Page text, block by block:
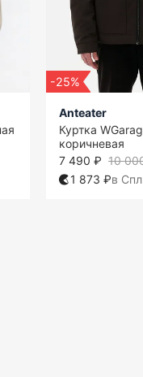
-25%
Anteater
Куртка
коричневая
10
7 490 ₽
1 873 ₽в